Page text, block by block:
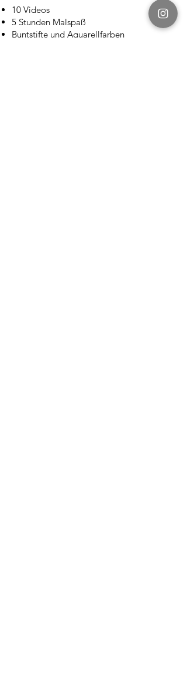
10 Videos
5 Stunden Malspaß
Buntstifte und Aquarellfarben